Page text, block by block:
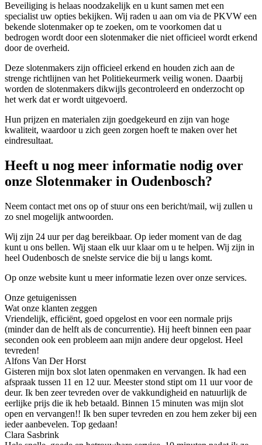
Beveiliging is helaas noodzakelijk en u kunt samen met een
specialist uw opties bekijken. Wij raden u aan om via de PKVW een
bekende slotenmaker op te zoeken, om te voorkomen dat u
bedrogen wordt door een slotenmaker die niet officieel wordt erkend
door de overheid.
Deze slotenmakers zijn officieel erkend en houden zich aan de
strenge richtlijnen van het Politiekeurmerk veilig wonen. Daarbij
worden de slotenmakers dikwijls gecontroleerd en onderzocht op
het werk dat er wordt uitgevoerd.
Hun prijzen en materialen zijn goedgekeurd en zijn van hoge
kwaliteit, waardoor u zich geen zorgen hoeft te maken over het
eindresultaat.
Heeft u nog meer informatie nodig over
onze Slotenmaker in Oudenbosch?
Neem contact met ons op of stuur ons een bericht/mail, wij zullen u
zo snel mogelijk antwoorden.
Wij zijn 24 uur per dag bereikbaar. Op ieder moment van de dag
kunt u ons bellen. Wij staan elk uur klaar om u te helpen. Wij zijn in
heel Oudenbosch de snelste service die bij u langs komt.
Op onze website kunt u meer informatie lezen over onze services.
Onze getuigenissen
Wat onze klanten zeggen
Vriendelijk, efficiënt, goed opgelost en voor een normale prijs
(minder dan de helft als de concurrentie). Hij heeft binnen een paar
seconden ook een probleem aan mijn andere deur opgelost. Heel
tevreden!
Alfons Van Der Horst
Gisteren mijn box slot laten openmaken en vervangen. Ik had een
afspraak tussen 11 en 12 uur. Meester stond stipt om 11 uur voor de
deur. Ik ben zeer tevreden over de vakkundigheid en natuurlijk de
eerlijke prijs die ik heb betaald. Binnen 15 minuten was mijn slot
open en vervangen!! Ik ben super tevreden en zou hem zeker bij een
ieder aanbevelen. Top gedaan!
Clara Sasbrink